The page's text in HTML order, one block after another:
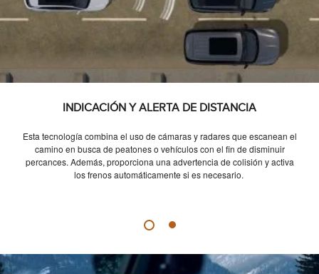
INDICACIÓN Y ALERTA DE DISTANCIA
Esta tecnología combina el uso de cámaras y radares que escanean el
camino en busca de peatones o vehículos con el fin de disminuir
percances. Además, proporciona una advertencia de colisión y activa
los frenos automáticamente si es necesario.